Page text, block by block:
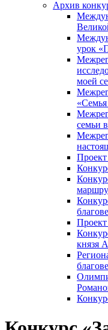
Архив
урок
моей
«Семья
семьи
Проект
князя